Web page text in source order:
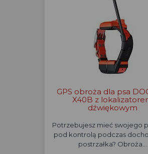
GPS obroża dla psa
X40B z
dźwiękowym
Potrzebujesz mieć swojego
pod kontrolą podczas
postrzałka? Obroża…